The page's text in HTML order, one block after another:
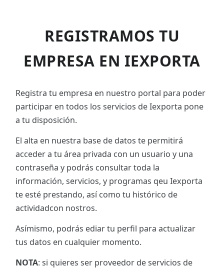
REGISTRAMOS TU
EMPRESA EN IEXPORTA
Registra tu empresa en nuestro portal para poder
participar en todos los servicios de Iexporta pone
a tu disposición.
El alta en nuestra base de datos te permitirá
acceder a tu área privada con un usuario y una
contraseña y podrás consultar toda la
información, servicios, y programas qeu Iexporta
te esté prestando, así como tu histórico de
actividadcon nostros.
Asímismo, podrás ediar tu perfil para actualizar
tus datos en cualquier momento.
NOTA: si quieres ser proveedor de servicios de